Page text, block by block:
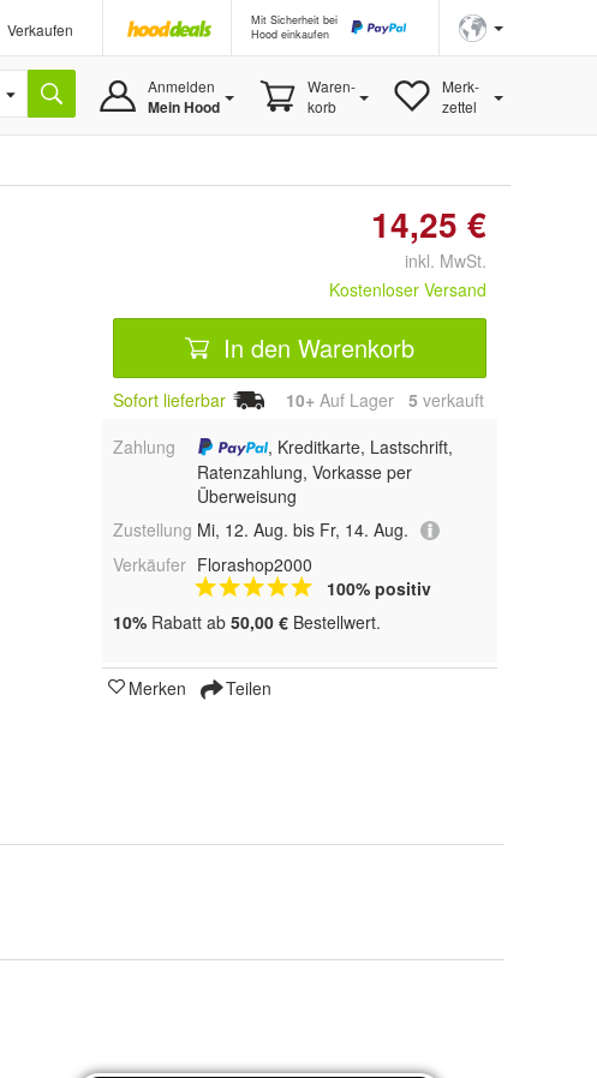
Verkaufen
Mit Sicherheit bei
Hood einkaufen
Anmelden
Mein Hood
Waren-
korb
Merk-
zettel
14,25 €
inkl. MwSt.
Kostenloser Versand
In den Warenkorb
Sofort lieferbar 10+ Auf Lager 5 verkauft
Zahlung
, Kreditkarte, Lastschrift,
Ratenzahlung, Vorkasse per
Überweisung
Zustellung Mi, 12. Aug. bis Fr, 14. Aug.
Verkäufer Florashop2000
100% positiv
10% Rabatt ab 50,00 € Bestellwert.
Merken Teilen